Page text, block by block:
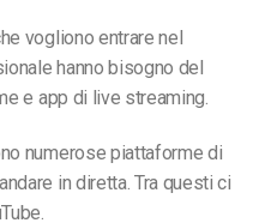
vogliono entrare nel
hanno bisogno del
e app di live streaming.
numerose piattaforme di
in diretta. Tra questi ci